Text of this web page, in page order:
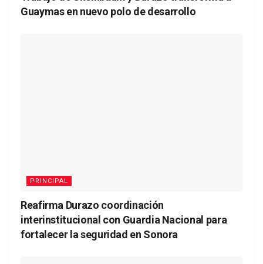
Guaymas en nuevo polo de desarrollo
PRINCIPAL
Reafirma Durazo coordinación
interinstitucional con Guardia Nacional para
fortalecer la seguridad en Sonora